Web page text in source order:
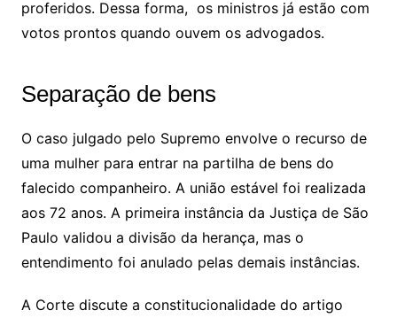
proferidos. Dessa forma, os ministros já estão com
votos prontos quando ouvem os advogados.
Separação de bens
O caso julgado pelo Supremo envolve o recurso de
uma mulher para entrar na partilha de bens do
falecido companheiro. A união estável foi realizada
aos 72 anos. A primeira instância da Justiça de São
Paulo validou a divisão da herança, mas o
entendimento foi anulado pelas demais instâncias.
A Corte discute a constitucionalidade do artigo